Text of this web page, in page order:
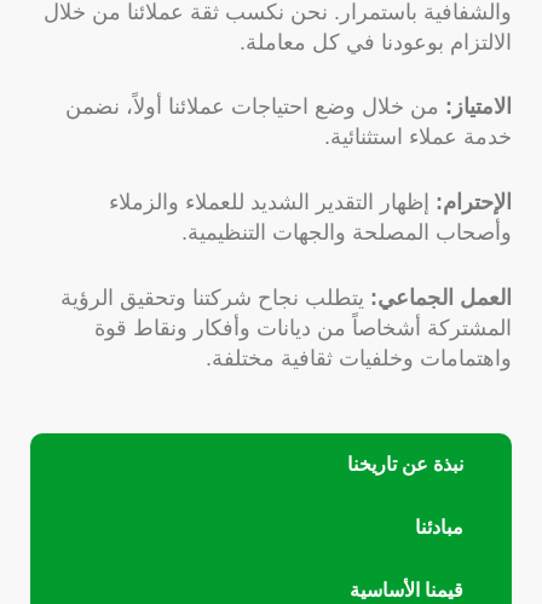
نبذة عن تاريخنا
مبادئنا
قيمنا الأساسية
والشفافية باستمرار. نحن نكسب ثقة عملائنا من خلال
الالتزام بوعودنا في كل معاملة.
الامتياز: من خلال وضع احتياجات عملائنا أولاً، نضمن
خدمة عملاء استثنائية.
الإحترام: إظهار التقدير الشديد للعملاء والزملاء
وأصحاب المصلحة والجهات التنظيمية.
العمل الجماعي: يتطلب نجاح شركتنا وتحقيق الرؤية
المشتركة أشخاصاً من ديانات وأفكار ونقاط قوة
واهتمامات وخلفيات ثقافية مختلفة.